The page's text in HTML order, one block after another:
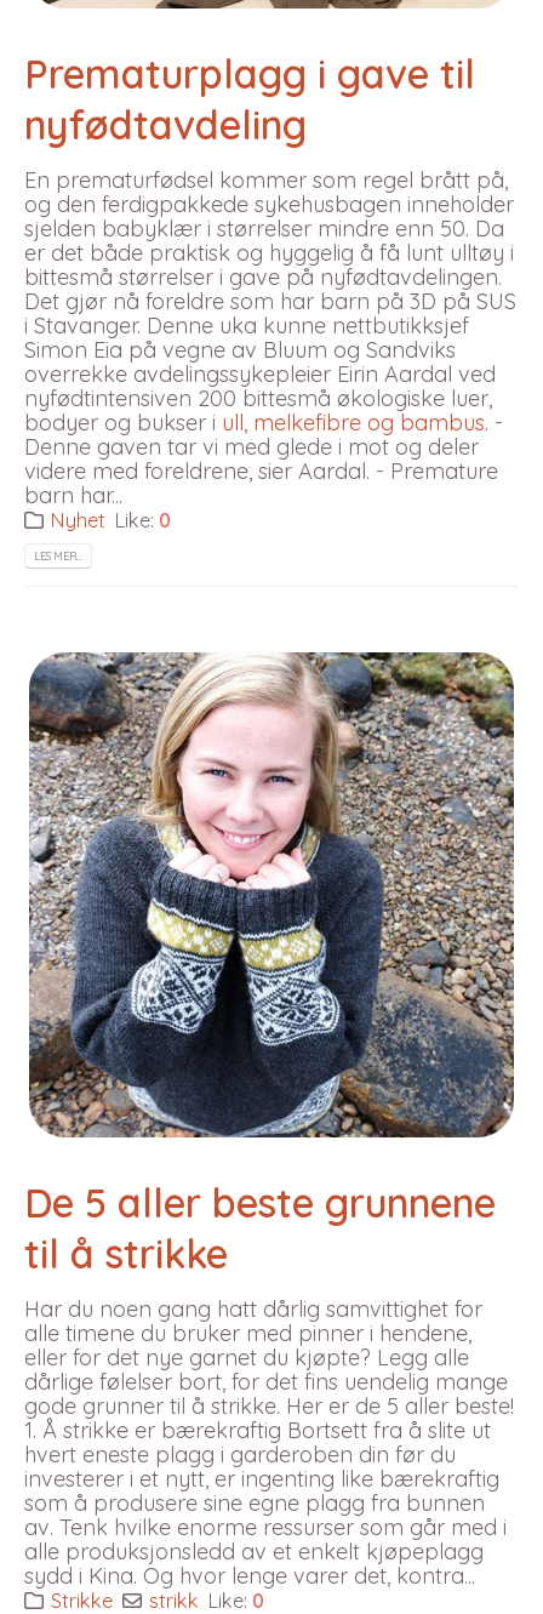
Prematurplagg i gave til
nyfødtavdeling
En prematurfødsel kommer som regel brått på,
og den ferdigpakkede sykehusbagen inneholder
sjelden babyklær i størrelser mindre enn 50. Da
er det både praktisk og hyggelig å få lunt ulltøy i
bittesmå størrelser i gave på nyfødtavdelingen.
Det gjør nå foreldre som har barn på 3D på SUS
i Stavanger. Denne uka kunne nettbutikksjef
Simon Eia på vegne av Bluum og Sandviks
overrekke avdelingssykepleier Eirin Aardal ved
nyfødtintensiven 200 bittesmå økologiske luer,
bodyer og bukser i ull, melkefibre og bambus. -
Denne gaven tar vi med glede i mot og deler
videre med foreldrene, sier Aardal. - Premature
barn har...
Nyhet Like: 0
LES MER…
De 5 aller beste grunnene
til å strikke
Har du noen gang hatt dårlig samvittighet for
alle timene du bruker med pinner i hendene,
eller for det nye garnet du kjøpte? Legg alle
dårlige følelser bort, for det fins uendelig mange
gode grunner til å strikke. Her er de 5 aller beste!
1. Å strikke er bærekraftig Bortsett fra å slite ut
hvert eneste plagg i garderoben din før du
investerer i et nytt, er ingenting like bærekraftig
som å produsere sine egne plagg fra bunnen
av. Tenk hvilke enorme ressurser som går med i
alle produksjonsledd av et enkelt kjøpeplagg
sydd i Kina. Og hvor lenge varer det, kontra...
Strikke strikk Like: 0